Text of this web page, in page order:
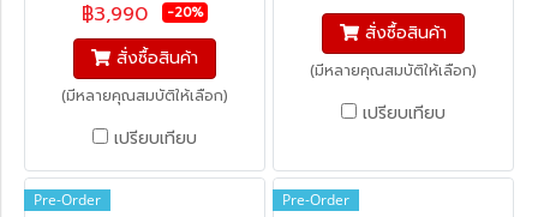
฿3,990 -20%
สั่งซื้อสินค้า
(มีหลายคุณสมบัติให้เลือก)
เปรียบเทียบ
สั่งซื้อสินค้า
(มีหลายคุณสมบัติให้เลือก)
เปรียบเทียบ
Pre-Order Pre-Order